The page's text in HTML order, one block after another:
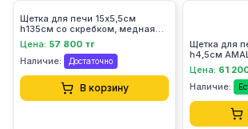
Щетка для печи 15х5,5см
h135см со скребком, медная
257/2LC
Цена: 57 800 тг
Наличие:
Достаточно
В корзину
Щетка для
h4,5см
Цена: 61
Наличие: